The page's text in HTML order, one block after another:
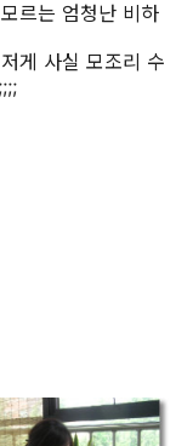
르는 엄청난 비하
게 사실 모조리 수